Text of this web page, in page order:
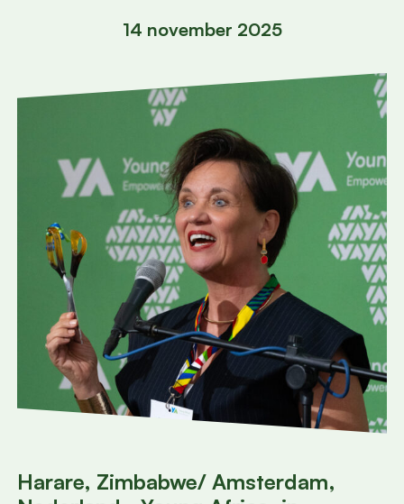
14 november 2025
Harare, Zimbabwe/ Amsterdam,